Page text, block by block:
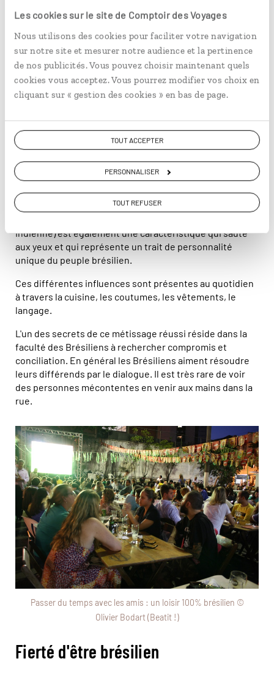
Les cookies sur le site de Comptoir des Voyages
Nous utilisons des cookies pour faciliter votre navigation
sur notre site et mesurer notre audience et la pertinence
de nos publicités. Vous pouvez choisir maintenant quels
cookies vous acceptez. Vous pourrez modifier vos choix en
cliquant sur « gestion des cookies » en bas de page.
TOUT ACCEPTER
PERSONNALISER
TOUT REFUSER
Les drapeaux du Brésil flottent à travers tout le pays. © Olivier
Bodart (Beatit !)
Métissage des cultures
Indienne) est également une caractéristique qui saute
aux yeux et qui représente un trait de personnalité
unique du peuple brésilien.
Ces différentes influences sont présentes au quotidien
à travers la cuisine, les coutumes, les vêtements, le
langage.
L'un des secrets de ce métissage réussi réside dans la
faculté des Brésiliens à rechercher compromis et
conciliation. En général les Brésiliens aiment résoudre
leurs différends par le dialogue. Il est très rare de voir
des personnes mécontentes en venir aux mains dans la
rue.
Passer du temps avec les amis : un loisir 100% brésilien ©
Olivier Bodart (Beatit !)
Fierté d'être brésilien